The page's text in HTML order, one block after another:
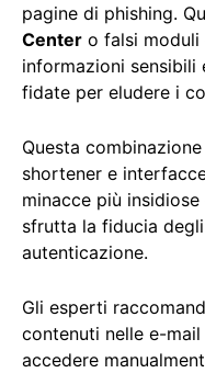
pagine di phishing.
Center o falsi moduli
informazioni
fidate per eludere i
Questa
shortener e
minacce più
sfrutta la fiducia
autenticazione.
Gli esperti
contenuti nelle e-
accedere